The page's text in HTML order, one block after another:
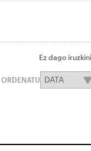
Ez dago
ORDENATU